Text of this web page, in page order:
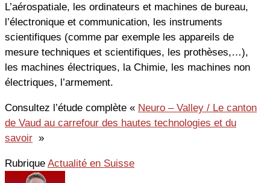
L’aérospatiale, les ordinateurs et machines de bureau,
l’électronique et communication, les instruments
scientifiques (comme par exemple les appareils de
mesure techniques et scientifiques, les prothèses,…),
les machines électriques, la Chimie, les machines non
électriques, l’armement.
Consultez l’étude complète « Neuro – Valley / Le canton
de Vaud au carrefour des hautes technologies et du
savoir »
Rubrique Actualité en Suisse